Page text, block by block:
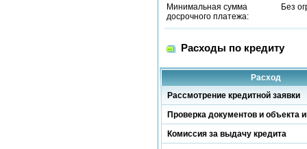
Минимальная сумма
досрочного платежа:
Без
Расходы по кредиту
Расход
Рассмотрение кредитной заявки
Проверка документов и объекта
Комиссия за выдачу кредита